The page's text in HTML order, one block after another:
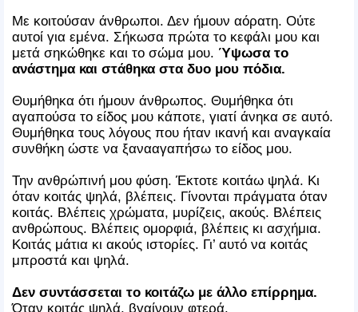
Με κοιτούσαν άνθρωποι. Δεν ήμουν αόρατη. Ούτε
αυτοί για εμένα. Σήκωσα πρώτα το κεφάλι μου και
μετά σηκώθηκε και το σώμα μου. Ύψωσα το
ανάστημα και στάθηκα στα δυο μου πόδια.
Θυμήθηκα ότι ήμουν άνθρωπος. Θυμήθηκα ότι
αγαπούσα το είδος μου κάποτε, γιατί άνηκα σε αυτό.
Θυμήθηκα τους λόγους που ήταν ικανή και αναγκαία
συνθήκη ώστε να ξανααγαπήσω το είδος μου.
Την ανθρώπινή μου φύση. Έκτοτε κοιτάω ψηλά. Κι
όταν κοιτάς ψηλά, βλέπεις. Γίνονται πράγματα όταν
κοιτάς. Βλέπεις χρώματα, μυρίζεις, ακούς. Βλέπεις
ανθρώπους. Βλέπεις ομορφιά, βλέπεις κι ασχήμια.
Κοιτάς μάτια κι ακούς ιστορίες. Γι’ αυτό να κοιτάς
μπροστά και ψηλά.
Δεν συντάσσεται το κοιτάζω με άλλο επίρρημα.
Όταν κοιτάς ψηλά, βγαίνουν φτερά.